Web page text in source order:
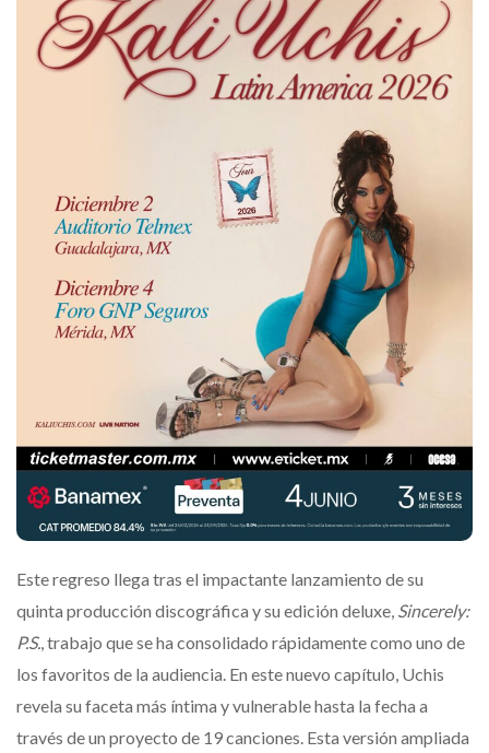
Este regreso llega tras el impactante lanzamiento de su
quinta producción discográfica y su edición deluxe, Sincerely:
P.S. , trabajo que se ha consolidado rápidamente como uno de
los favoritos de la audiencia. En este nuevo capítulo, Uchis
revela su faceta más íntima y vulnerable hasta la fecha a
través de un proyecto de 19 canciones. Esta versión ampliada